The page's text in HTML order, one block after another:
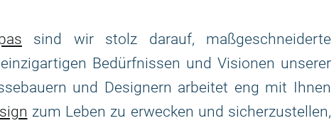
sind wir stolz darauf, maßgeschneiderte
Bedürfnissen und Visionen unserer
und Designern arbeitet eng mit Ihnen
zum Leben zu erwecken und sicherzustellen,